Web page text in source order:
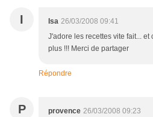
I Isa 26/03/2008 09:41
J'adore les recettes vite fait...
plus !!! Merci de partager
Répondre
P provence 26/03/2008 09:23